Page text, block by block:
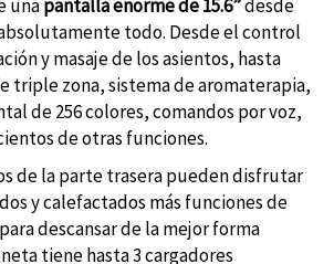
unapantalla enorme de 15.6”desde
todo. Desde el control
y masaje de los asientos, hasta
triple zona, sistema de aromaterapia,
de 256 colores, comandos por voz,
de otras funciones.
de la parte trasera pueden disfrutar
y calefactados más funciones de
descansar de la mejor forma
tiene hasta 3 cargadores